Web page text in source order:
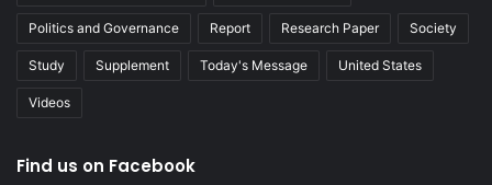
Politics and Governance Report Research Paper Society
Study Supplement Today's Message United States
Videos
Find us on Facebook